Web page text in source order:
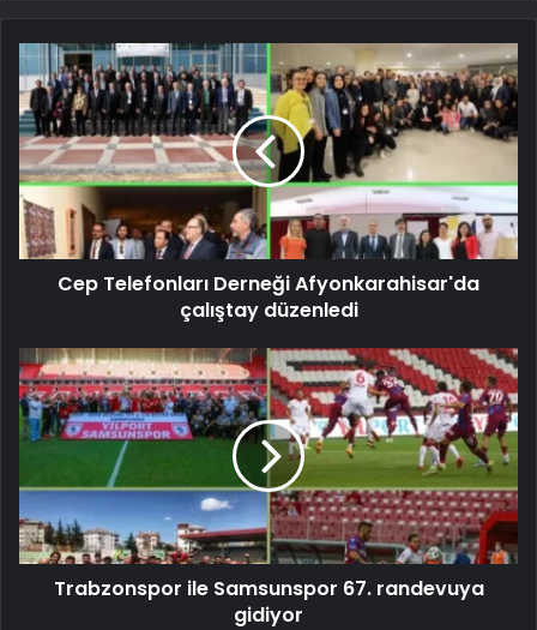
Cep Telefonları Derneği Afyonkarahisar'da
çalıştay düzenledi
Trabzonspor ile Samsunspor 67. randevuya
gidiyor